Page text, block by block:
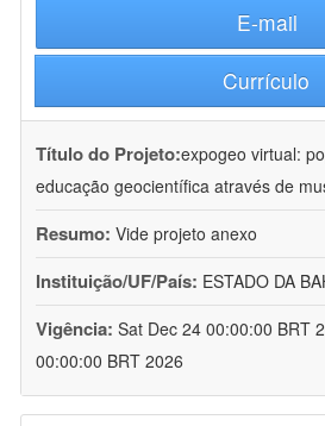
E-mail
Currículo
Título do Projeto:expogeo virtual:
educação geocientífica através de
Resumo: Vide projeto anexo
Instituição/UF/País: ESTADO DA
Vigência: Sat Dec 24 00:00:00 BRT
00:00:00 BRT 2026